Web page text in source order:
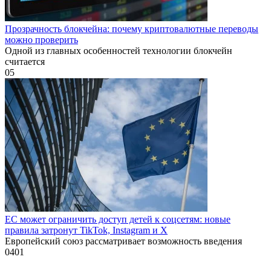
Прозрачность блокчейна: почему криптовалютные переводы
можно проверить
Одной из главных особенностей технологии блокчейн
считается
05
ЕС может ограничить доступ детей к соцсетям: новые
правила затронут TikTok, Instagram и X
Европейский союз рассматривает возможность введения
0401